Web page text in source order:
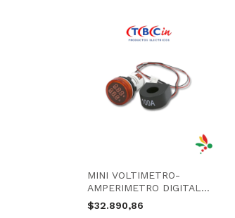
MINI VOLTIMETRO-
AMPERIMETRO DIGITAL |
ROJO | TBCIN
$32.890,86